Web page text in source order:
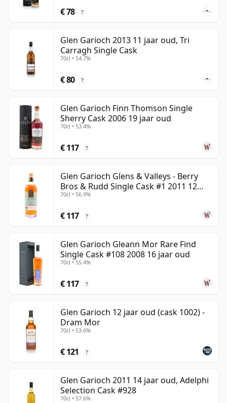
€ 78 ?
Glen Garioch 2013 11 jaar oud, Tri
Carragh Single Cask
70cl • 54.7%
€ 80 ?
Glen Garioch Finn Thomson Single
Sherry Cask 2006 19 jaar oud
70cl • 53.4%
€ 117 ?
Glen Garioch Glens & Valleys - Berry
Bros & Rudd Single Cask #1 2011 12
jaar oud
70cl • 56.9%
€ 117 ?
Glen Garioch Gleann Mor Rare Find
Single Cask #108 2008 16 jaar oud
70cl • 55.4%
€ 117 ?
Glen Garioch 12 jaar oud (cask 1002) -
Dram Mor
70cl • 53.6%
€ 121 ?
Glen Garioch 2011 14 jaar oud, Adelphi
Selection Cask #928
70cl • 57.6%